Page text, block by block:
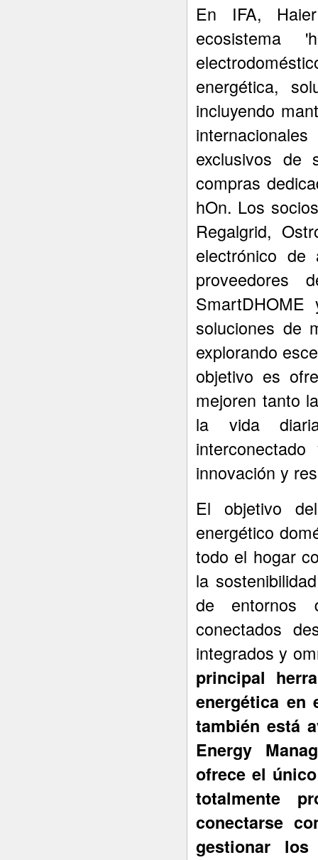
En IFA,
ecosistema
energética,
incluyendo
exclusivos de
compras
hOn. Los
Regalgrid,
electrónico de
proveedores
soluciones de
explorando
objetivo es
mejoren tanto
la vida
innovación y
El objetivo
energético
todo el hogar
la
de entornos
conectados
integrados y
principal
energética en
también está
Energy
ofrece el
totalmente
conectarse
gestionar